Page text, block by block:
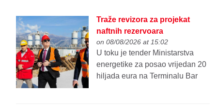
Traže revizora za projekat
naftnih rezervoara
on 08/08/2026 at 15:02
U toku je tender Ministarstva
energetike za posao vrijedan 20
hiljada eura na Terminalu Bar